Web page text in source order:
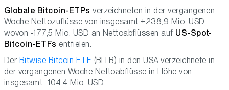
Globale Bitcoin-ETPs verzeichneten in der vergangenen
Woche Nettozuflüsse von insgesamt +238,9 Mio. USD,
wovon -177,5 Mio. USD an Nettoabflüssen auf US-Spot-
Bitcoin-ETFs entfielen.
Der Bitwise Bitcoin ETF (BITB) in den USA verzeichnete in
der vergangenen Woche Nettoabflüsse in Höhe von
insgesamt -104,4 Mio. USD.